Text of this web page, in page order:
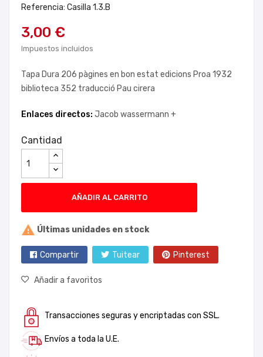
Referencia: Casilla 1.3.B
3,00 €
Impuestos incluidos
Tapa Dura 206 pàgines en bon estat edicions Proa 1932
biblioteca 352 traducció Pau cirera
Enlaces directos: Jacob wassermann +
Cantidad
AÑADIR AL CARRITO
 Últimas unidades en stock
Compartir Tuitear Pinterest
Añadir a favoritos
Transacciones seguras y encriptadas con SSL.
Envíos a toda la U.E.